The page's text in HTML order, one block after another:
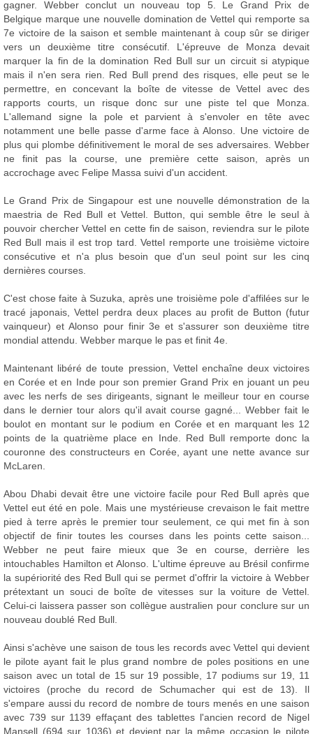
gagner. Webber conclut un nouveau top 5. Le Grand Prix de
Belgique marque une nouvelle domination de Vettel qui remporte sa
7e victoire de la saison et semble maintenant à coup sûr se diriger
vers un deuxième titre consécutif. L'épreuve de Monza devait
marquer la fin de la domination Red Bull sur un circuit si atypique
mais il n'en sera rien. Red Bull prend des risques, elle peut se le
permettre, en concevant la boîte de vitesse de Vettel avec des
rapports courts, un risque donc sur une piste tel que Monza.
L'allemand signe la pole et parvient à s'envoler en tête avec
notamment une belle passe d'arme face à Alonso. Une victoire de
plus qui plombe définitivement le moral de ses adversaires. Webber
ne finit pas la course, une première cette saison, après un
accrochage avec Felipe Massa suivi d'un accident.
Le Grand Prix de Singapour est une nouvelle démonstration de la
maestria de Red Bull et Vettel. Button, qui semble être le seul à
pouvoir chercher Vettel en cette fin de saison, reviendra sur le pilote
Red Bull mais il est trop tard. Vettel remporte une troisième victoire
consécutive et n'a plus besoin que d'un seul point sur les cinq
dernières courses.
C'est chose faite à Suzuka, après une troisième pole d'affilées sur le
tracé japonais, Vettel perdra deux places au profit de Button (futur
vainqueur) et Alonso pour finir 3e et s'assurer son deuxième titre
mondial attendu. Webber marque le pas et finit 4e.
Maintenant libéré de toute pression, Vettel enchaîne deux victoires
en Corée et en Inde pour son premier Grand Prix en jouant un peu
avec les nerfs de ses dirigeants, signant le meilleur tour en course
dans le dernier tour alors qu'il avait course gagné... Webber fait le
boulot en montant sur le podium en Corée et en marquant les 12
points de la quatrième place en Inde. Red Bull remporte donc la
couronne des constructeurs en Corée, ayant une nette avance sur
McLaren.
Abou Dhabi devait être une victoire facile pour Red Bull après que
Vettel eut été en pole. Mais une mystérieuse crevaison le fait mettre
pied à terre après le premier tour seulement, ce qui met fin à son
objectif de finir toutes les courses dans les points cette saison...
Webber ne peut faire mieux que 3e en course, derrière les
intouchables Hamilton et Alonso. L'ultime épreuve au Brésil confirme
la supériorité des Red Bull qui se permet d'offrir la victoire à Webber
prétextant un souci de boîte de vitesses sur la voiture de Vettel.
Celui-ci laissera passer son collègue australien pour conclure sur un
nouveau doublé Red Bull.
Ainsi s'achève une saison de tous les records avec Vettel qui devient
le pilote ayant fait le plus grand nombre de poles positions en une
saison avec un total de 15 sur 19 possible, 17 podiums sur 19, 11
victoires (proche du record de Schumacher qui est de 13). Il
s'empare aussi du record de nombre de tours menés en une saison
avec 739 sur 1139 effaçant des tablettes l'ancien record de Nigel
Mansell (694 sur 1036) et devient par la même occasion le pilote